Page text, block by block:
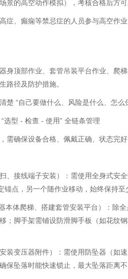
景的高空动作模拟），考核合格后方可
症、癫痫等禁忌症的人员参与高空作
身顶部作业、套管吊装平台作业、爬
路径及防护措施。
楚 “自己要做什么、风险是什么、怎么
选型 - 检查 - 使用” 全链条管理
需确保设备合格、佩戴正确、状态完好
、接线端子安装）：需使用全身式安
锚点，另一个随作业移动，始终保持至
本体爬梯、搭建套管安装平台）：除
；脚手架需铺设防滑脚手板（如花纹
装变压器附件）：需使用防坠器（如
保坠落时能快速锁止，最大坠落距离不